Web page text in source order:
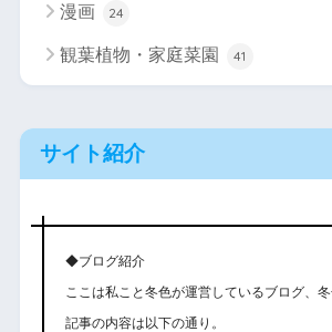
漫画 24
観葉植物・家庭菜園 41
サイト紹介
◆ブログ紹介
ここは私こと冬色が運営しているブログ、冬
記事の内容は以下の通り。